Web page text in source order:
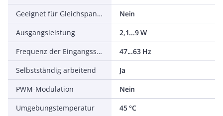
Geeignet für Gleichspannung (Primärseite)
Nein
Ausgangsleistung
2,1...9 W
Frequenz der Eingangsspannung
47...63 Hz
Selbstständig arbeitend
Ja
PWM-Modulation
Nein
Umgebungstemperatur
45 °C